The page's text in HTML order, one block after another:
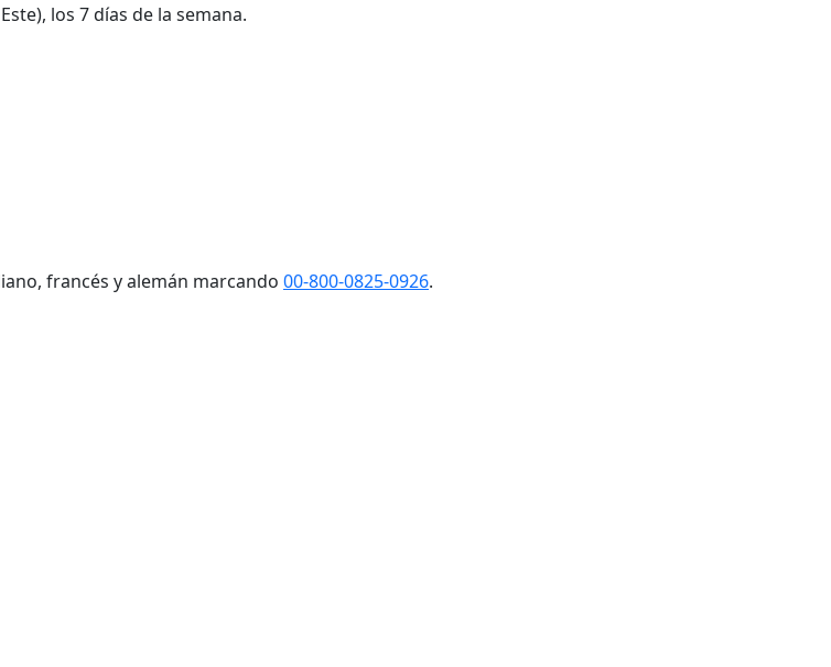
los 7 días de la semana.
francés y alemán marcando 00-800-0825-0926.